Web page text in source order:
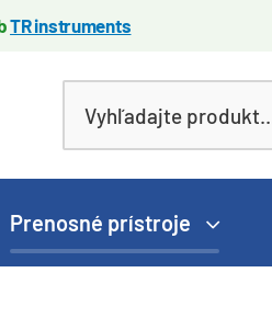
TR instruments
Prenosné prístroje